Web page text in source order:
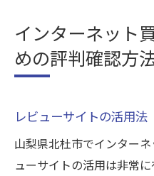
インターネット
めの評判確認方
レビューサイトの活用法
山梨県北杜市でインター
ューサイトの活用は非常